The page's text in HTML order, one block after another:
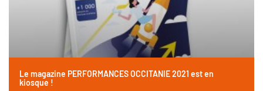
Le magazine PERFORMANCES OCCITANIE 2021 est en
kiosque !